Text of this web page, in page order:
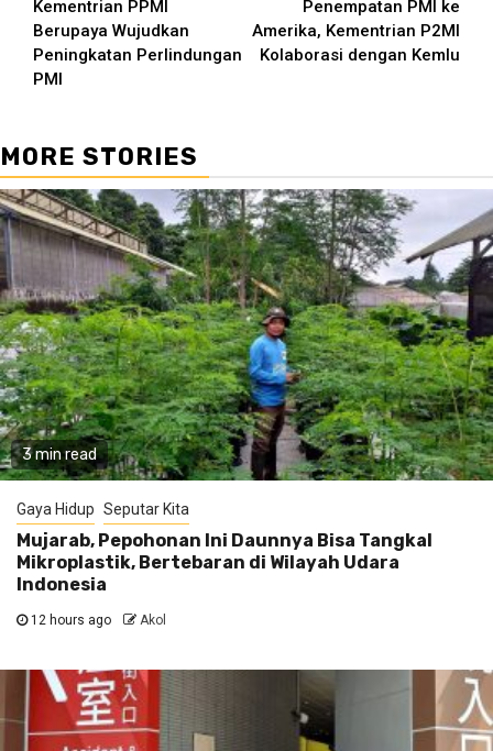
Kementrian PPMI
Berupaya Wujudkan
Peningkatan Perlindungan
PMI
Penempatan PMI ke
Amerika, Kementrian P2MI
Kolaborasi dengan Kemlu
MORE STORIES
3 min read
Gaya Hidup Seputar Kita
Mujarab, Pepohonan Ini Daunnya Bisa Tangkal
Mikroplastik, Bertebaran di Wilayah Udara
Indonesia
12 hours ago Akol